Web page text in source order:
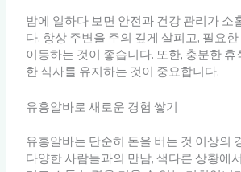
밤에 일하다 보면 안전과 건강 관리가 소
다. 항상 주변을 주의 깊게 살피고, 필요
이동하는 것이 좋습니다. 또한, 충분한
한 식사를 유지하는 것이 중요합니다.
유흥알바로 새로운 경험 쌓기
유흥알바는 단순히 돈을 버는 것 이상의
다양한 사람들과의 만남, 색다른 상황에